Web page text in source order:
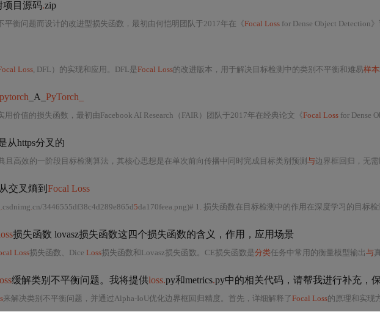
项目源码.zip
平衡问题而设计的改进型损失函数，最初由何恺明团队于2017年在《Focal Loss for Dense Object Detection》论文中
Loss, DFL）的实现和应用。DFL是Focal Loss的改进版本，用于解决目标检测中的类别不平衡和难易样本
_A_ PyTorch_
用价值的损失函数，最初由Facebook AI Research（FAIR）团队于2017年在经典论文《Focal Loss for Dense Object Detection》中提出，专为解决目标检测任务中极端类别不平衡问题而
从https分叉的
且高效的一阶段目标检测算法，其核心思想是在单次前向传播中同时完成目标类别预测 与边界框回归，无需区域提议网络（RPN）或候选框
从交叉熵到 Focal Loss
.csdnimg.cn/3446555df38c4d289e865d5da170feea.png)# 1 . 损失函数在目标检测中的作用在深度学习的目标检测领域中，损失函数承担着一个至关重要的角色。它可以量化模型预测的准确性，同时作为优化过程中的反馈信号，指导模型调整参数以减少预测误差。本章将探讨损失函数如何帮助模型区分不同对象，如何处理复杂的背景干扰，以及如何
损失函数 lovasz损失函数这四个损失函数的含义，作用，应用场景
Loss损失函数、Dice Loss损失函数和Lovasz损失函数。CE损失函数是分类任务中常用的衡量模型输出与
缓解类别不平衡问题。我将提供loss.py和metrics.py中的相关代码，请帮我进行补充，保证
来解决类别不平衡问题，并通过Alpha-IoU优化边界框回归精度。首先，详细解释了Focal Loss的原理和实现方法，然后展示了如何在损失